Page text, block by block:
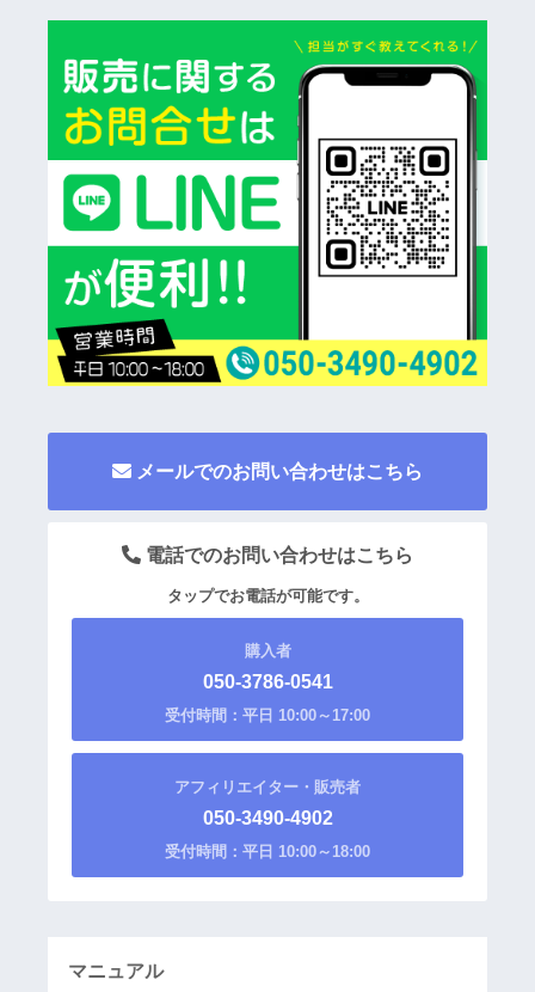
メールでのお問い合わせはこちら
電話でのお問い合わせはこちら
タップでお電話が可能です。
購入者
050-3786-0541
受付時間：平日 10:00～17:00
アフィリエイター・販売者
050-3490-4902
受付時間：平日 10:00～18:00
マニュアル